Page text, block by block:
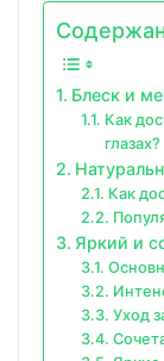
Блеск и
Как
глазах?
Как
Яркий и
Уход